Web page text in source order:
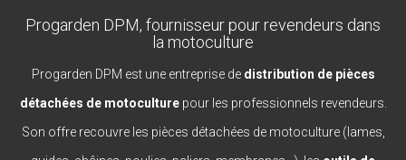
Progarden DPM, fournisseur pour revendeurs dans
la motoculture
Progarden DPM est une entreprise de distribution de pièces
détachées de motoculturepour les professionnels revendeurs.
Son offre recouvre les pièces détachées de motoculture (lames,